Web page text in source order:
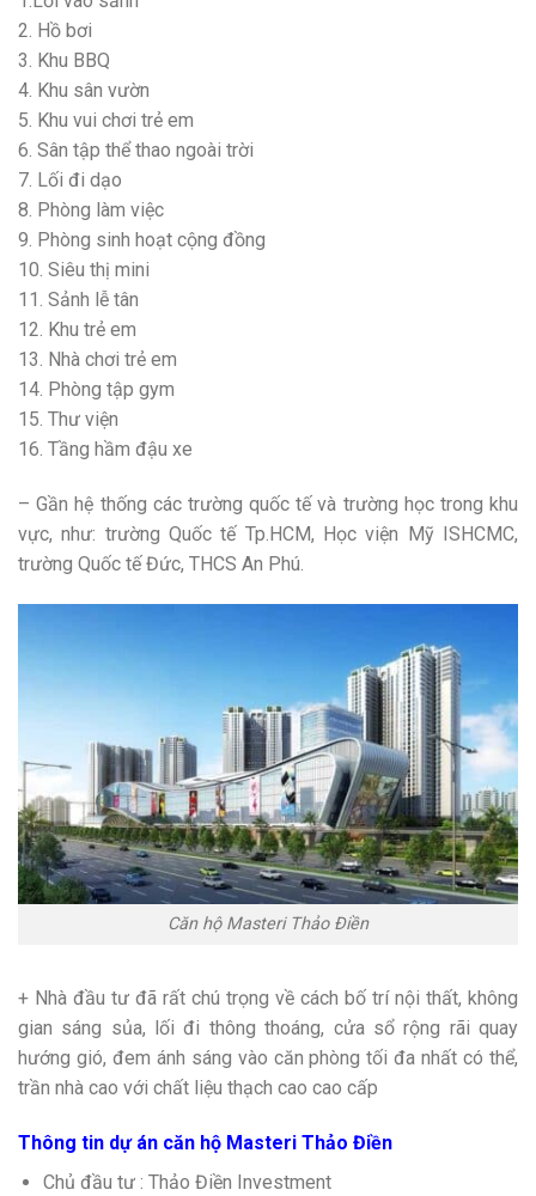
2. Hồ bơi
3. Khu BBQ
4. Khu sân vườn
5. Khu vui chơi trẻ em
6. Sân tập thể thao ngoài trời
7. Lối đi dạo
8. Phòng làm việc
9. Phòng sinh hoạt cộng đồng
10. Siêu thị mini
11. Sảnh lễ tân
12. Khu trẻ em
13. Nhà chơi trẻ em
14. Phòng tập gym
15. Thư viện
16. Tầng hầm đậu xe
– Gần hệ thống các trường quốc tế và trường học trong khu
vực, như: trường Quốc tế Tp.HCM, Học viện Mỹ ISHCMC,
trường Quốc tế Đức, THCS An Phú.
Căn hộ Masteri Thảo Điền
+ Nhà đầu tư đã rất chú trọng về cách bố trí nội thất, không
gian sáng sủa, lối đi thông thoáng, cửa sổ rộng rãi quay
hướng gió, đem ánh sáng vào căn phòng tối đa nhất có thể,
trần nhà cao với chất liệu thạch cao cao cấp
Thông tin dự án căn hộ Masteri Thảo Điền
Chủ đầu tư : Thảo Điền Investment